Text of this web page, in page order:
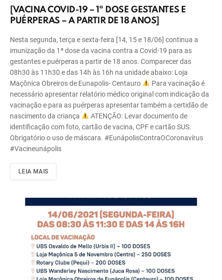
[VACINA COVID-19 – 1ª DOSE GESTANTES E
PUÉRPERAS – A PARTIR DE 18 ANOS]
Nesta segunda, terça e sexta-feira [14, 15 e 18/06] continua a
imunização da 1ª dose da vacina contra a Covid-19 para as
gestantes e puérperas a partir de 18 anos. Comparecer das
08h30 às 11h30 e das 14h às 16h na unidade abaixo: Loja
Maçônica Obreiros de Eunapolis- Centauro
Para vacinação é
necessário apresentar relatório médico original com indicação da
vacinação e para as puérperas apresentar também a certidão de
nascimento da criança
ATENÇÃO: Levar documento de
identificação com foto, cartão de vacina, CPF e cartão SUS.
Obrigatório o uso de máscara. #EunápolisContraOCoronavírus
#Vacineunápolis
LEIA MAIS